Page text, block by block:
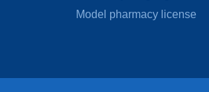
Model pharmacy license